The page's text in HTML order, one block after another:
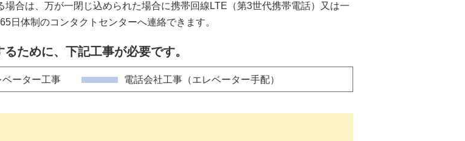
合は、万が一閉じ込められた場合に携帯回線LTE（第3世代携帯電話）又は一
日体制のコンタクトセンターへ連絡できます。
ために、下記工事が必要です。
ベーター工事 電話会社工事（エレベーター手配）